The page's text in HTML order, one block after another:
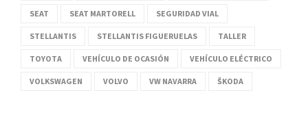
SEAT SEAT MARTORELL SEGURIDAD VIAL
STELLANTIS STELLANTIS FIGUERUELAS TALLER
TOYOTA VEHÍCULO DE OCASIÓN VEHÍCULO ELÉCTRICO
VOLKSWAGEN VOLVO VW NAVARRA ŠKODA